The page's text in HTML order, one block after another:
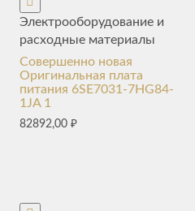
Электрооборудование и
расходные материалы
Совершенно новая
Оригинальная плата
питания 6SE7031-7HG84-
1JA 1
82892,00₽